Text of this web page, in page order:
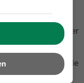
ist eng mit der
der Familie